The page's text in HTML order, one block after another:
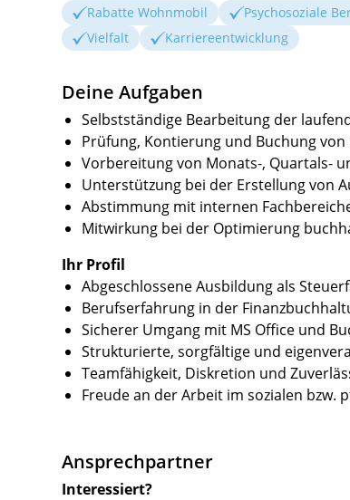
Rabatte Wohnmobil Psychosoziale
Vielfalt
Karriereentwicklung
Deine Aufgaben
Selbstständige Bearbeitung der
Prüfung, Kontierung und Buchung
Vorbereitung von Monats-, Quartals-
Unterstützung bei der Erstellung von
Abstimmung mit internen
Mitwirkung bei der Optimierung
Ihr Profil
Abgeschlossene Ausbildung als
Berufserfahrung in der
Sicherer Umgang mit MS Office und
Strukturierte, sorgfältige und
Teamfähigkeit, Diskretion und
Freude an der Arbeit im sozialen bzw.
Ansprechpartner
Interessiert?